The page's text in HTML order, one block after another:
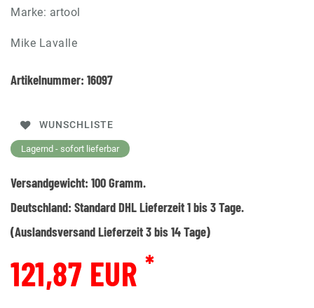
Marke: artool
Mike Lavalle
Artikelnummer: 16097
WUNSCHLISTE
Lagernd - sofort lieferbar
Versandgewicht: 100Gramm.
Deutschland: Standard DHL Lieferzeit 1 bis 3 Tage.
(Auslandsversand Lieferzeit 3 bis 14 Tage)
121,87 EUR *